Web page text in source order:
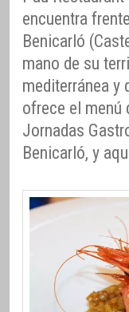
encuentra
Benicarló
mano de su
mediterránea y
ofrece el menú
Jornadas
Benicarló, y